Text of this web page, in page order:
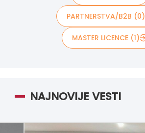
PARTNERSTVA/B2B (0)
MASTER LICENCE (1)
NAJNOVIJE VESTI